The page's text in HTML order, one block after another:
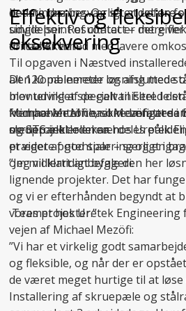
det mindre besværligt at udføre
udvidelser. Resultatet er mere
driftssikkerhed med lavere
Den kombinerede løsning med
blev udviklet specielt til Eltel. I
fremhæver Michael Mezöfi, at
medprojektlederen hos Uretek
præget af god sparring og
bedste løsning. Og så er det en
single point of contact – det
fortæller han.
Effektiv og
eksekvering
Til opgaven i Næstved
alt 120 pælemeter og afsluttede
montering af de galvaniserede
komponenterne, som omfattede
og STS inkl. oliekar.
Michael Mezöfi er ikke længere i
skruepæle er en særdeles
et videre potentiale – særligt i
om midlertidigt byggeri:
”Jeg vil klart anbefale den her
lignende projekter. Det har
og vi er efterhånden begyndt at
vores projekter.”
Teamet hos Uretek Engineering
vejen af Michael Mezöfi:
”Vi har et virkelig godt
og fleksible, og når der er
de været meget hurtige til at løse
Installering af skruepæle og